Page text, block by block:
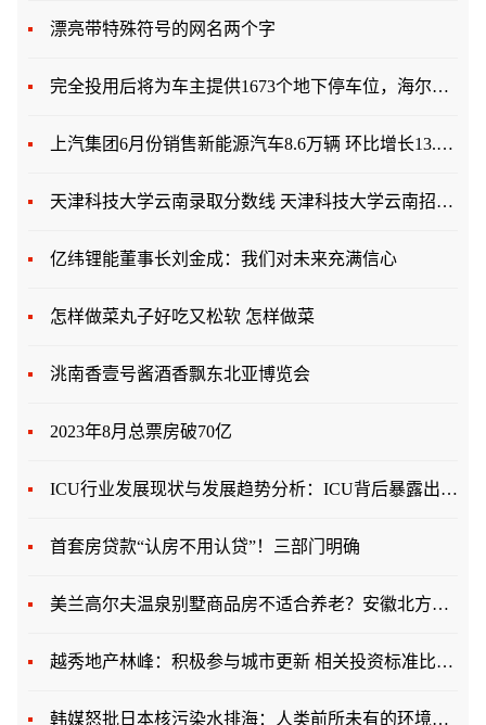
漂亮带特殊符号的网名两个字
完全投用后将为车主提供1673个地下停车位，海尔路-银川路立交工程不断“展翼”
上汽集团6月份销售新能源汽车8.6万辆 环比增长13.1%
天津科技大学云南录取分数线 天津科技大学云南招生人数多少
亿纬锂能董事长刘金成：我们对未来充满信心
怎样做菜丸子好吃又松软 怎样做菜
洮南香壹号酱酒香飘东北亚博览会
2023年8月总票房破70亿
ICU行业发展现状与发展趋势分析：ICU背后暴露出一个巨大的医疗市场
首套房贷款“认房不用认贷”！三部门明确
美兰高尔夫温泉别墅商品房不适合养老？安徽北方人戳破谎言！
越秀地产林峰：积极参与城市更新 相关投资标准比公开市场更高
韩媒怒批日本核污染水排海：人类前所未有的环境灾难 历史将记住8月24日